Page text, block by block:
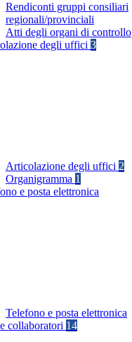
Rendiconti gruppi consiliari
regionali/provinciali
Atti degli organi di controllo
degli uffici 3
Articolazione degli uffici 2
Organigramma 1
e posta elettronica
Telefono e posta elettronica
collaboratori 14